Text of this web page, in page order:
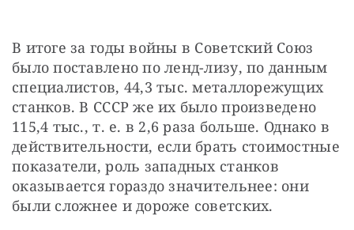
В итоге за годы войны в Советский Союз
было поставлено по ленд-лизу, по данным
специалистов, 44,3 тыс. металлорежущих
станков. В СССР же их было произведено
115,4 тыс., т. е. в 2,6 раза больше. Однако в
действительности, если брать стоимостные
показатели, роль западных станков
оказывается гораздо значительнее: они
были сложнее и дороже советских.